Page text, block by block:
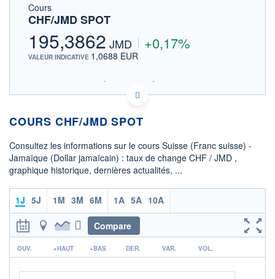
Cours
CHF/JMD SPOT
195,3862 JMD +0,17%
VALEUR INDICATIVE 1,0688 EUR
SIX - FOREX 2 DONNÉES TEMPS RÉEL
Politique d'exécution
03h41
195,0
195,5
OUVERTURE
195,0713
CLÔTURE VEILLE
195,5305 194,9033
COTATION SPÉCIFIQUE
COURS CHF/JMD SPOT
Consultez les informations sur le cours Suisse (Franc suisse) -
Jamaïque (Dollar jamaïcain) : taux de change CHF / JMD ,
graphique historique, dernières actualités, ...
1J 5J 1M 3M 6M 1A 5A 10A
Compare
r
OUV. +HAUT +BAS DER. VAR. VOL.